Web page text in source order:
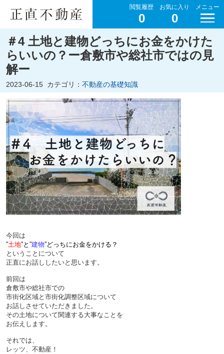
閲覧履歴
0
お気に入り
0
メニュー
＃4 土地と建物どっちにお金をかけた
らいいの？ー倉敷市や総社市ではの見
解ー
2023-06-15 カテゴリ： 不動産の基礎知識
今回は
”土地”と”建物”どっちにお金をかける？
ということについて
正直にお話ししたいと思います。
前回は
倉敷市や総社市での
市街化区域と市街化調整区域について
お話しさせていただきました。
その土地について関連する大事なことを
お伝えします。
それでは、
レッツ、不動産！